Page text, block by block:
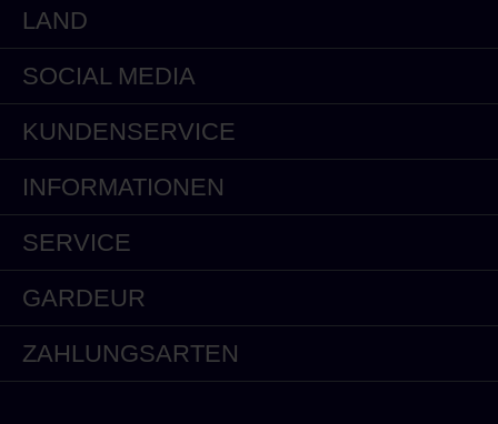
LAND
SOCIAL MEDIA
KUNDENSERVICE
INFORMATIONEN
SERVICE
GARDEUR
ZAHLUNGSARTEN